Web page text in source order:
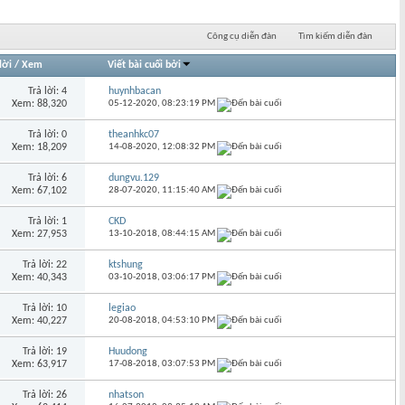
Công cụ diễn đàn Tìm kiếm diễn đàn
/ Xem Viết bài cuối bởi
Trả lời: 4
Xem: 88,320
huynhbacan
05-12-2020,08:23:19 PM
Trả lời: 0
Xem: 18,209
theanhkc07
14-08-2020, 12:08:32 PM
Trả lời: 6
Xem: 67,102
dungvu.129
28-07-2020, 11:15:40 AM
Trả lời: 1
Xem: 27,953
CKD
13-10-2018,08:44:15 AM
Trả lời: 22
Xem: 40,343
ktshung
03-10-2018,03:06:17 PM
Trả lời: 10
Xem: 40,227
legiao
20-08-2018,04:53:10 PM
Trả lời: 19
Xem: 63,917
Huudong
17-08-2018,03:07:53 PM
Trả lời: 26
nhatson